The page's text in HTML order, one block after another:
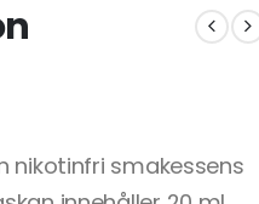
nikotinfri smakessens